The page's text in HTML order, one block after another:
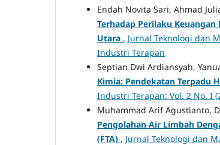
Endah Novita Sari, Ahmad
Terhadap Perilaku
Utara , Jurnal Teknologi dan
Industri Terapan
Septian Dwi Ardiansyah,
Kimia: Pendekatan Terpadu
Industri Terapan: Vol. 2 No. I
Muhammad Arif Agustianto,
Pengolahan Air Limbah
(FTA) , Jurnal Teknologi dan